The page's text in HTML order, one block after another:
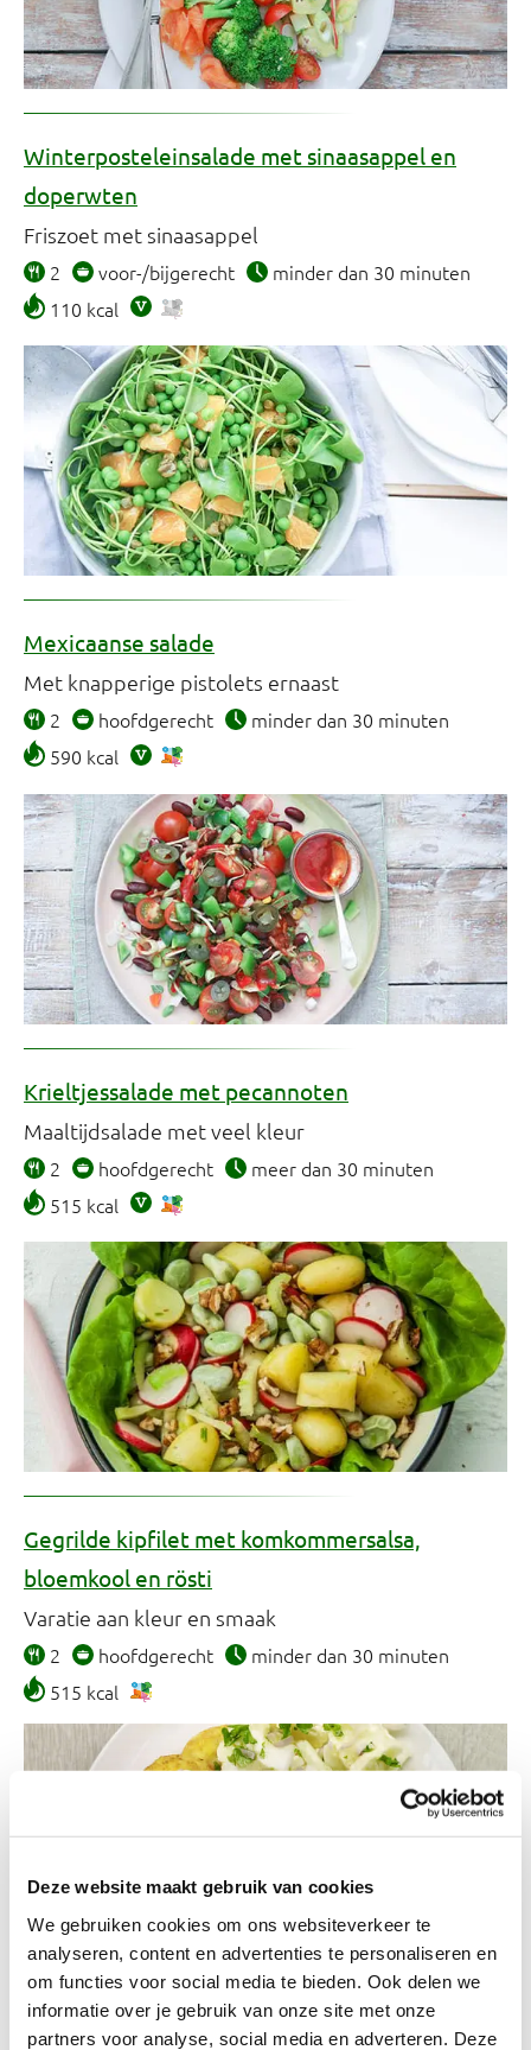
Deze website maakt gebruik van cookies
We gebruiken cookies om ons websiteverkeer te
analyseren, content en advertenties te personaliseren en
om functies voor social media te bieden. Ook delen we
informatie over je gebruik van onze site met onze
partners voor analyse, social media en adverteren. Deze
Winterposteleinsalade met sinaasappel en
doperwten
Friszoet met sinaasappel
2 voor-/bijgerecht
minder dan 30 minuten
110 kcal
Mexicaanse salade
Met knapperige pistolets ernaast
2 hoofdgerecht
minder dan 30 minuten
590 kcal
Krieltjessalade met pecannoten
Maaltijdsalade met veel kleur
2 hoofdgerecht
meer dan 30 minuten
515 kcal
Gegrilde kipfilet met komkommersalsa,
bloemkool en rösti
Varatie aan kleur en smaak
2 hoofdgerecht
minder dan 30 minuten
515 kcal
Patat met frites- en satésaus, uitjes en frisse